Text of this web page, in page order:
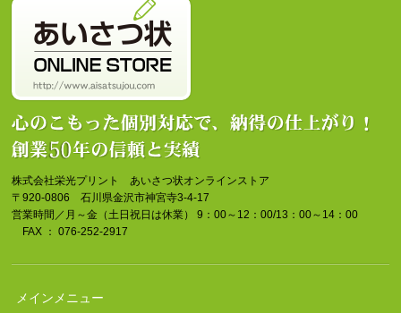
株式会社栄光プリント あいさつ状オンラインストア
〒920-0806 石川県金沢市神宮寺3-4-17
営業時間／月～金（土日祝日は休業） 9：00～12：00/13：00～14：00
FAX ： 076-252-2917
メインメニュー